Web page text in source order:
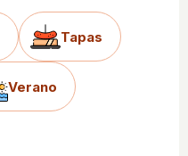
Tapas
Verano